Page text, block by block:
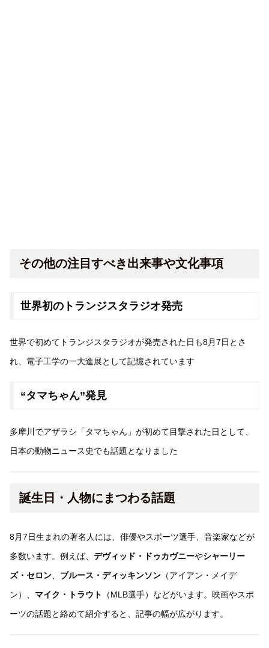
その他の注目すべき出来事や文化事項
世界初のトランジスタラジオ発売
世界で初めてトランジスタラジオが発売された日も8月7日とさ
れ、電子工学の一大進展として記憶されています
“タマちゃん”発見
多摩川でアザラシ「タマちゃん」が初めて目撃された日として、
日本の動物ニュース史でも話題となりました
誕生日・人物にまつわる話題
8月7日生まれの著名人には、俳優やスポーツ選手、音楽家などが
多数います。例えば、 デヴィッド・ドゥカヴニーやシャーリー
ズ・セロン
ブルース・ディッキンソン （アイアン・メイデ
ン）、 マイク・トラウト
（MLB選手）などがいます。映画やスポ
ーツの話題と絡めて紹介すると、記事の幅が広がります。